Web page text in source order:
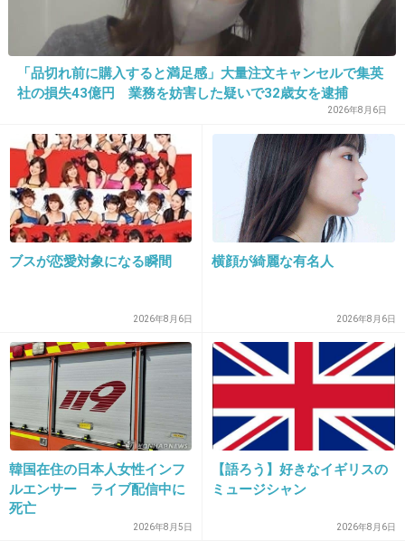
出典：stat001.ameba.jp
+278 -7
26. 匿名2014/05/30(金) 01:09:51
西山茉希は夫婦二人ともそれなりに美形だから
ね
赤ちゃんはどっちに似てもかわいいと思う
+237
普通の記事じゃない？？
わざわざ木下優樹菜のトピ立てて、さぁ叩け！みたいなの
はもうお腹いっぱい(´･_･`)
「品切れ前に購入すると満足感」大量注文キャンセルで集英
社の損失43億円 業務を妨害した疑いで32歳女を逮捕
2026年8月6日
ブスが恋愛対象になる瞬間
2026年8月6日
横顔が綺麗な有名人
2026年8月6日
韓国在住の日本人女性インフ
ルエンサー ライブ配信中に
死亡
2026年8月5日
【語ろう】好きなイギリスの
ミュージシャン
2026年8月6日